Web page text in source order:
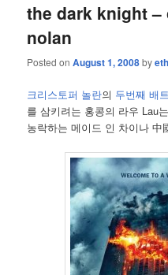
the dark knight
nolan
Posted onAugust 1, 2008by
크리스토퍼 놀란의 두번째 배
를 삼키려는 홍콩의 라우 Lau
농락하는 메이드 인 차이나